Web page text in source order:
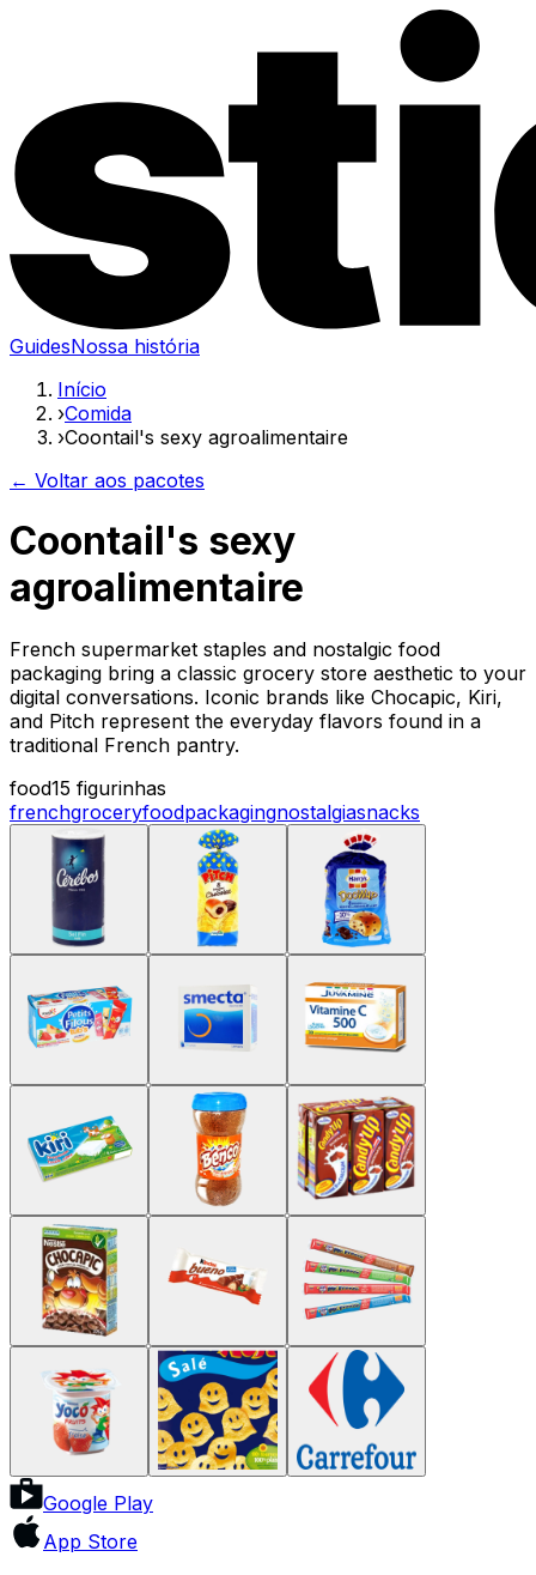
GuidesNossa história
Início
›Comida
›Coontail's sexy agroalimentaire
← Voltar aos pacotes
Coontail's sexy
agroalimentaire
French supermarket staples and nostalgic food
packaging bring a classic grocery store aesthetic to your
digital conversations. Iconic brands like Chocapic, Kiri,
and Pitch represent the everyday flavors found in a
traditional French pantry.
food15 figurinhas
frenchgroceryfoodpackagingnostalgiasnacks
Google Play
App Store